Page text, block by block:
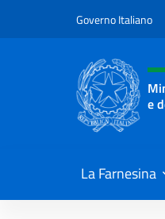
Governo Italiano
e
La Farnesina